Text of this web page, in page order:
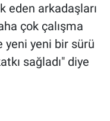
eden arkadaşları
çok çalışma
yeni yeni bir sürü
sağladı" diye